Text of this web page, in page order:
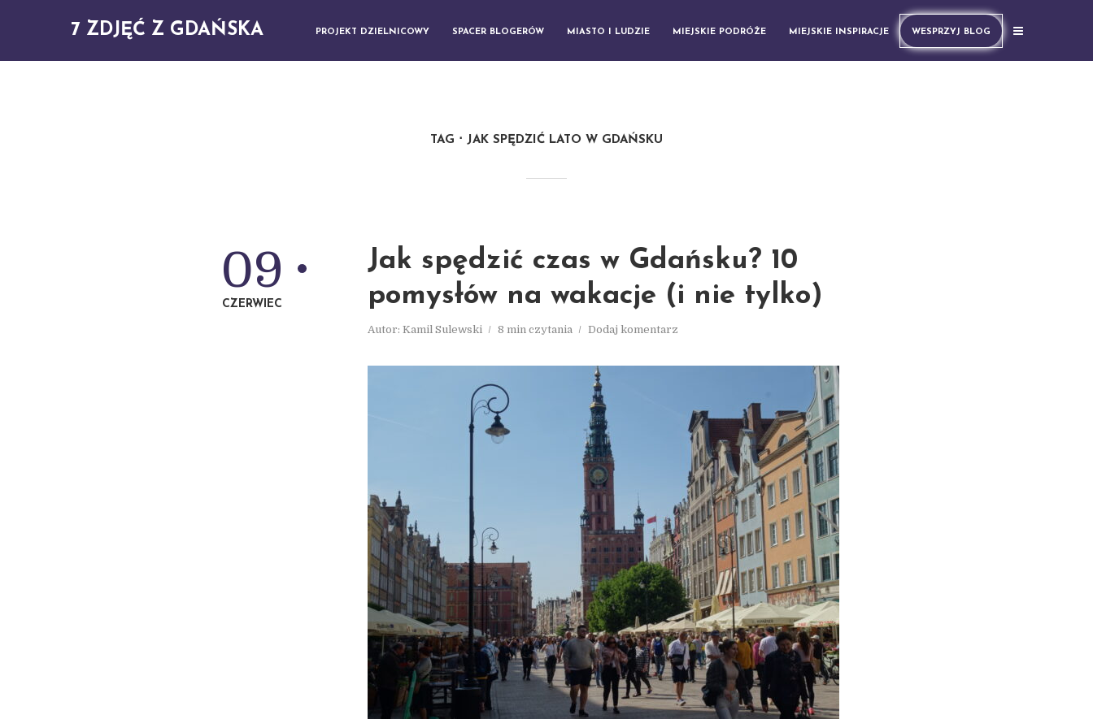
7 ZDJĘĆ Z GDAŃSKA PROJEKT DZIELNICOWY SPACER BLOGERÓW MIASTO I LUDZIE MIEJSKIE PODRÓŻE MIEJSKIE INSPIRACJE WESPRZYJ BLOG
TAG JAK SPĘDZIĆ LATO W GDAŃSKU
Jak spędzić czas w Gdańsku? 10
pomysłów na wakacje (i nie tylko)
Autor: Kamil Sulewski 8 min czytania Dodaj komentarz
09
CZERWIEC